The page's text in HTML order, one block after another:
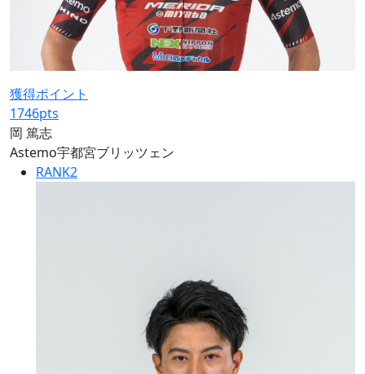
獲得ポイント
1746pts
岡 篤志
Astemo宇都宮ブリッツェン
RANK2